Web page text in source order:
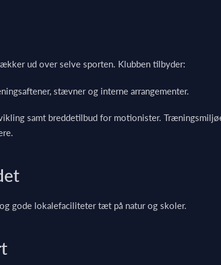
ud over selve sporten. Klubben tilbyder:
stævner og interne arrangementer.
samt breddetilbud for motionister.
gode lokalefaciliteter tæt på natur og skoler.